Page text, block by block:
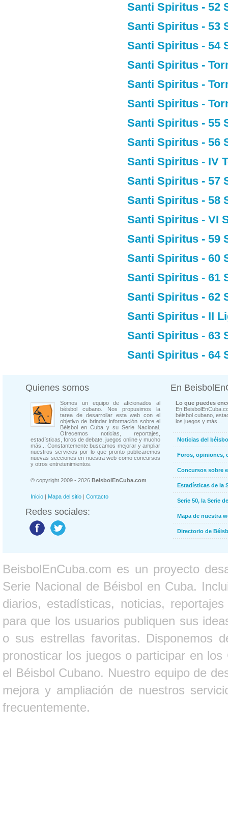
Santi Spiritus - 52
Santi Spiritus - 53
Santi Spiritus - 54
Santi Spiritus -
Santi Spiritus -
Santi Spiritus -
Santi Spiritus - 55
Santi Spiritus - 56
Santi Spiritus - IV
Santi Spiritus - 57
Santi Spiritus - 58
Santi Spiritus - VI
Santi Spiritus - 59
Santi Spiritus - 60
Santi Spiritus - 61
Santi Spiritus - 62
Santi Spiritus - II
Santi Spiritus - 63
Santi Spiritus - 64
Quienes somos
Somos un equipo de aficionados al
béisbol cubano. Nos propusimos la
tarea de desarrollar esta web con el
objetivo de brindar información sobre el
Béisbol en Cuba y su Serie Nacional.
Ofrecemos noticias, reportajes,
estadísticas, foros de debate, juegos online y mucho
más... Constantemente buscamos mejorar y ampliar
nuestros servicios por lo que pronto publicaremos
nuevas secciones en nuestra web como concursos
y otros entretenimientos.
© copyright 2009 - 2026 BeisbolEnCuba.com
Inicio | Mapa del sitio | Contacto
Redes sociales:
En
Lo que puedes
En
béisbol cubano,
los juegos y más...
Noticias del
Foros, opiniones,
Concursos sobre
Estadísticas de la
Serie 50, la Serie
Mapa de nuestra
Directorio de
BeisbolEnCuba.com es un proyecto
Serie Nacional de Béisbol en Cuba.
diarios, estadísticas, noticias,
para que los usuarios publiquen sus
o sus estrellas favoritas. Disponemos
pronosticar los juegos o participar en
el Béisbol Cubano. Nuestro equipo de
mejora y ampliación de nuestros
frecuentemente.